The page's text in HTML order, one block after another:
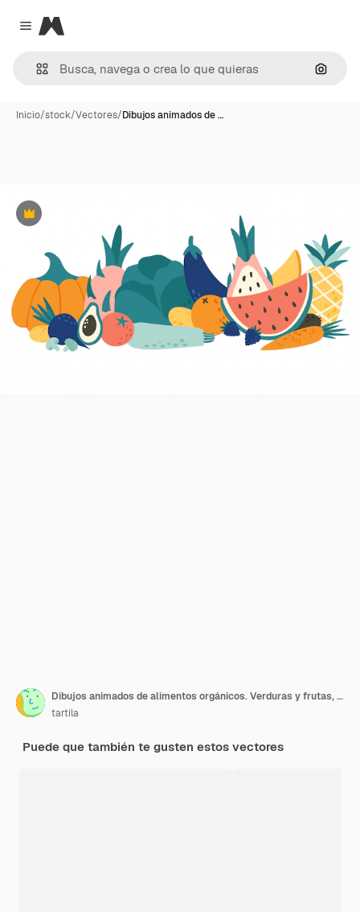
Close menu
Magnific
Inicio/stock/Vectores/Dibujos animados de …
Premium
Dibujos animados de alimentos orgánicos. Verduras y frutas, frutas naturales y productos vegetales ilustración vectorial
tartila
Puede que también te gusten estos vectores